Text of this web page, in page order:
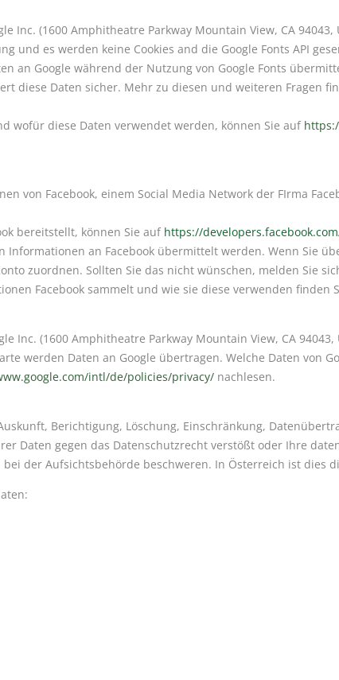
Inc. (1600 Amphitheatre Parkway Mountain View, CA
und es werden keine Cookies and die Google Fonts API
an Google während der Nutzung von Google Fonts
diese Daten sicher. Mehr zu diesen und weiteren Fragen
wofür diese Daten verwendet werden, können Sie auf
von Facebook, einem Social Media Network der FIrma
bereitstellt, können Sie auf https://
Informationen an Facebook übermittelt werden. Wenn Sie
zuordnen. Sollten Sie das nicht wünschen, melden Sie
Facebook sammelt und wie sie diese verwenden finden
Inc. (1600 Amphitheatre Parkway Mountain View, CA
werden Daten an Google übertragen. Welche Daten von
intl/de/policies/privacy/ nachlesen.
Berichtigung, Löschung, Einschränkung,
Daten gegen das Datenschutzrecht verstößt oder Ihre
der Aufsichtsbehörde beschweren. In Österreich ist dies